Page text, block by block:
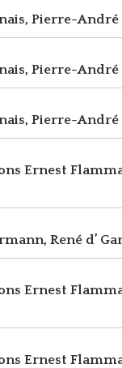
Pierre-André
Pierre-André
Pierre-André
Ernest
René d’
Ernest
Ernest